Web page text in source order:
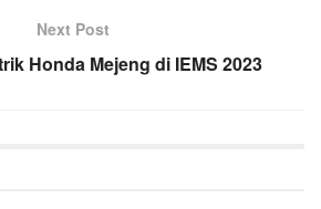
Next Post
Honda Mejeng di IEMS 2023